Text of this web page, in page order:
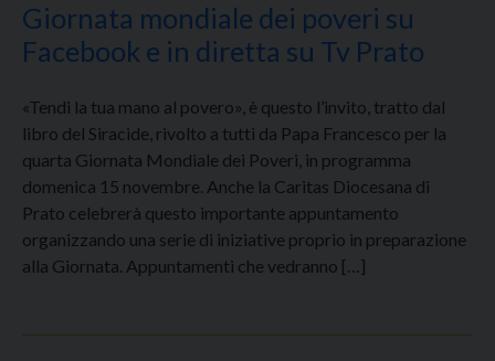
Giornata mondiale dei poveri su
Facebook e in diretta su Tv Prato
«Tendi la tua mano al povero», è questo l’invito, tratto dal
libro del Siracide, rivolto a tutti da Papa Francesco per la
quarta Giornata Mondiale dei Poveri, in programma
domenica 15 novembre. Anche la Caritas Diocesana di
Prato celebrerà questo importante appuntamento
organizzando una serie di iniziative proprio in preparazione
alla Giornata. Appuntamenti che vedranno […]